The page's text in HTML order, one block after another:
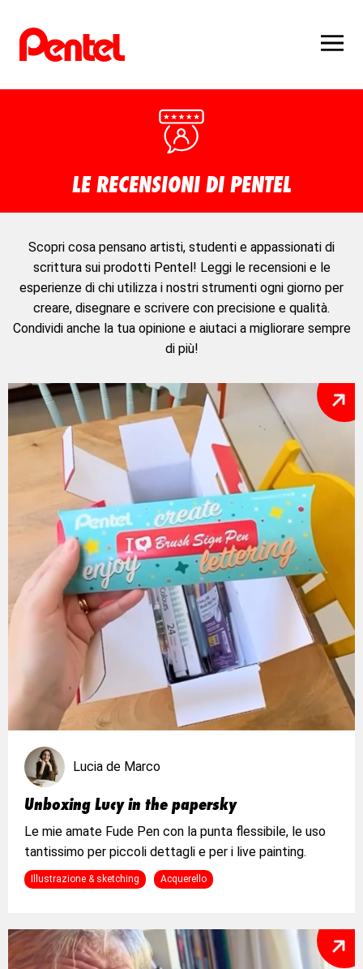
LE RECENSIONI DI PENTEL
Scopri cosa pensano artisti, studenti e appassionati di
scrittura sui prodotti Pentel! Leggi le recensioni e le
esperienze di chi utilizza i nostri strumenti ogni giorno per
creare, disegnare e scrivere con precisione e qualità.
Condividi anche la tua opinione e aiutaci a migliorare sempre
di più!
Lucia de Marco
Unboxing Lucy in the papersky
Le mie amate Fude Pen con la punta flessibile, le uso
tantissimo per piccoli dettagli e per i live painting.
Illustrazione & sketching Acquerello